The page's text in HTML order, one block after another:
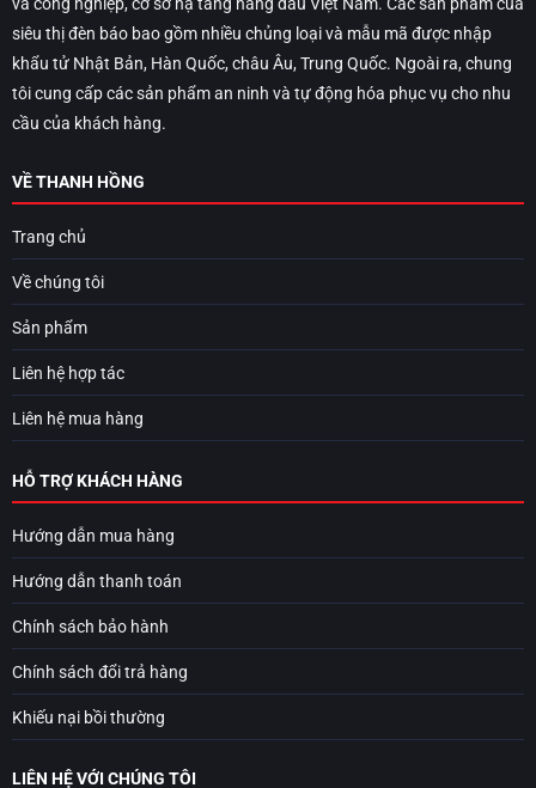
siêu thị đèn báo bao gồm nhiều chủng loại và mẫu mã được nhập
khẩu tử Nhật Bản, Hàn Quốc, châu Âu, Trung Quốc. Ngoài ra, chung
tôi cung cấp các sản phẩm an ninh và tự động hóa phục vụ cho nhu
cầu của khách hàng.
VỀ THANH HỒNG
Trang chủ
Về chúng tôi
Sản phẩm
Liên hệ hợp tác
Liên hệ mua hàng
HỖ TRỢ KHÁCH HÀNG
Hướng dẫn mua hàng
Hướng dẫn thanh toán
Chính sách bảo hành
Chính sách đổi trả hàng
Khiếu nại bồi thường
LIÊN HỆ VỚI CHÚNG TÔI